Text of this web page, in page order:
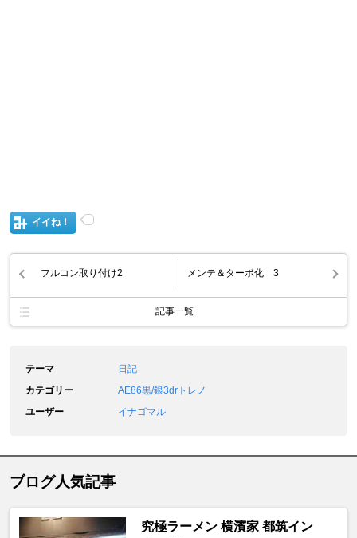
イイね！
フルコン取り付け2 メンテ＆ターボ化 3
記事一覧
テーマ
日記
カテゴリー
AE86黒/銀3drトレノ
ユーザー
イナゴマル
ブログ人気記事
究極ラーメン 横濱家 都筑イン